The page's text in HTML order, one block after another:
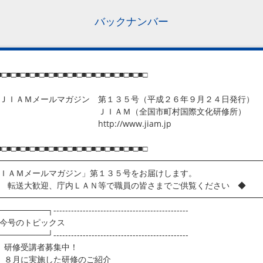
バックナンバー
ＡＭメールマガジン 第１３５号（平成２６年９月２４日発行）
ＩＡＭ（全国市町村国際文化研修所）
www.jiam.jp
ＩＡＭメールマガジン」第１３５号をお届けします。
送大歓迎、庁内ＬＡＮ等で職員の皆さまでご供覧ください ◆
のトピックス
修受講者募集中！
月に実施した研修のご紹介